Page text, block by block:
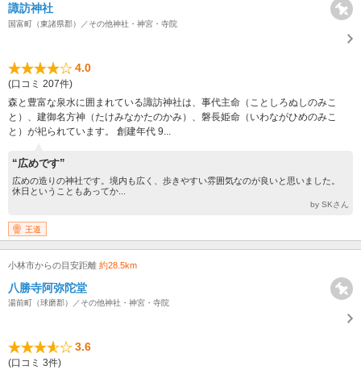
諏訪神社
国富町（東諸県郡）／その他神社・神宮・寺院
4.0
(口コミ 207件)
森と豊富な泉水に囲まれている諏訪神社は、事代主命（ことしろぬしのみこ
と）、建御名方神（たけみなかたのかみ）、磐長姫命（いわながひめのみこ
と）が祀られています。 創建年代 9...
“広めです”
広めの造りの神社です。境内も広く、歩きやすい雰囲気なのが良いと思いました。
休日ということもあってか...
by SKさん
王道
小林市からの目安距離 約28.5km
八勝寺阿弥陀堂
湯前町（球磨郡）／その他神社・神宮・寺院
3.6
(口コミ 3件)